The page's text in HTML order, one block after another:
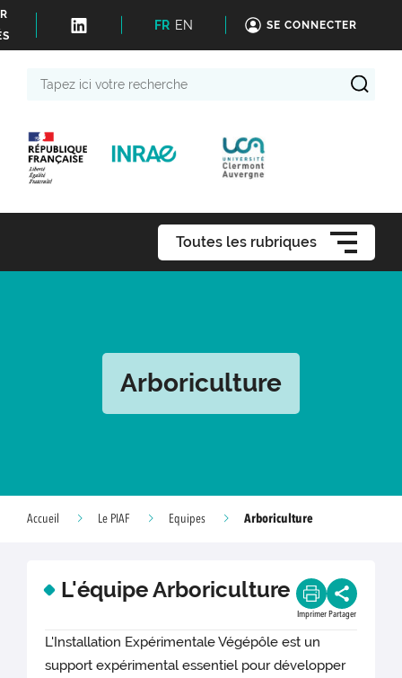
FR EN SE CONNECTER
Toutes les rubriques
Arboriculture
Accueil Le PIAF Equipes Arboriculture
L'équipe Arboriculture
Imprimer Partager
L'Installation Expérimentale Végépôle est un
support expérimental essentiel pour développer